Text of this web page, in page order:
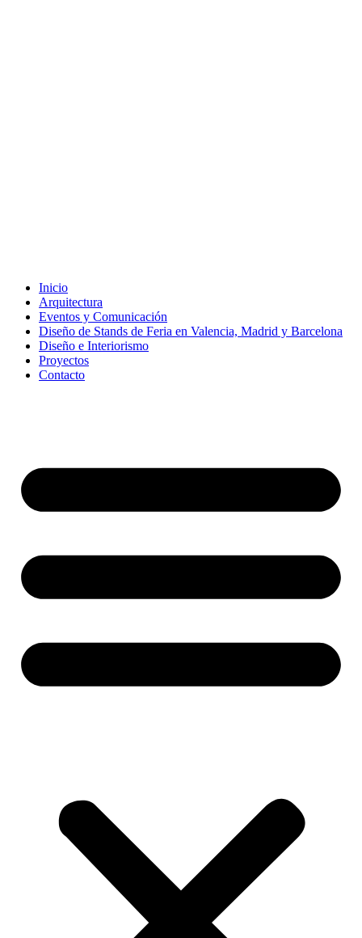
Inicio
Arquitectura
Eventos y Comunicación
Diseño de Stands de Feria en Valencia, Madrid y Barcelona
Diseño e Interiorismo
Proyectos
Contacto